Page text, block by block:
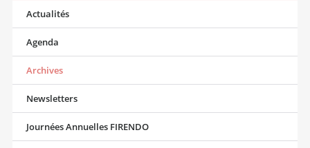
Actualités
Agenda
Archives
Newsletters
Journées Annuelles FIRENDO